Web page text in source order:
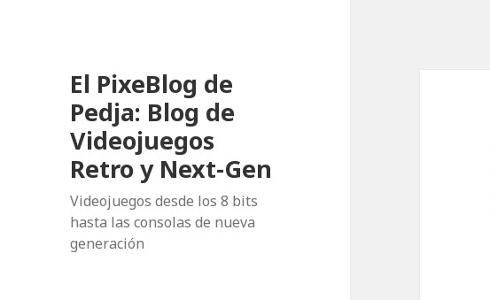
El PixeBlog de
Pedja: Blog de
Videojuegos
Retro y Next-Gen
Videojuegos desde los 8 bits
hasta las consolas de nueva
generación